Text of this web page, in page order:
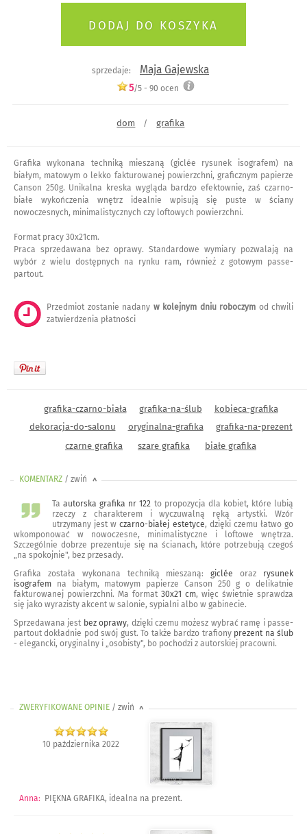
sprzedaje: Maja Gajewska
5/5 - 90 ocen
dom / grafika
Grafika wykonana techniką mieszaną (giclée rysunek isografem) na
białym, matowym o lekko fakturowanej powierzchni, graficznym papierze
Canson 250g. Unikalna kreska wygląda bardzo efektownie, zaś czarno-
białe wykończenia wnętrz idealnie wpisują się puste w ściany
nowoczesnych, minimalistycznych czy loftowych powierzchni.
Format pracy 30x21cm.
Praca sprzedawana bez oprawy. Standardowe wymiary pozwalają na
wybór z wielu dostępnych na rynku ram, również z gotowym passe-
partout.
Przedmiot zostanie nadany w kolejnym dniu roboczym od chwili
zatwierdzenia płatności
grafika-czarno-biała grafika-na-ślub
kobieca-grafika
dekoracja-do-salonu
oryginalna-grafika
grafika-na-prezent
czarne grafika
szare grafika białe grafika
KOMENTARZ / zwiń <
Taautorska grafika nr 122 to propozycja dla kobiet, które lubią
rzeczy z charakterem i wyczuwalną ręką artystki. Wzór
utrzymany jest wczarno-białej estetyce, dzięki czemu łatwo go
wkomponować w nowoczesne, minimalistyczne i loftowe wnętrza.
Szczególnie dobrze prezentuje się na ścianach, które potrzebują czegoś
„na spokojnie", bez przesady.
Grafika została wykonana techniką mieszaną:giclée oraz rysunek
isografem na białym, matowym papierze Canson 250 g o delikatnie
fakturowanej powierzchni. Ma format 30x21 cm, więc świetnie sprawdza
się jako wyrazisty akcent w salonie, sypialni albo w gabinecie.
Sprzedawana jest bez oprawy, dzięki czemu możesz wybrać ramę i passe-
partout dokładnie pod swój gust. To także bardzo trafiony prezent na ślub
- elegancki, oryginalny i „osobisty", bo pochodzi z autorskiej pracowni.
ZWERYFIKOWANE OPINIE / zwiń >
10 października 2022
Anna: PIĘKNA GRAFIKA, idealna na prezent.